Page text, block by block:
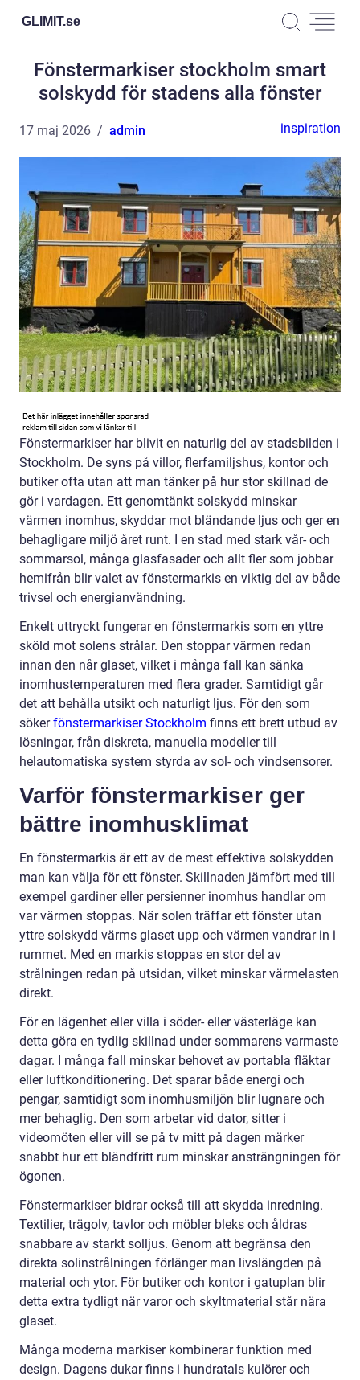
GLIMIT.se
Fönstermarkiser stockholm smart
solskydd för stadens alla fönster
17 maj 2026 admin inspiration
Fönstermarkiser har blivit en naturlig del av stadsbilden i
Stockholm. De syns på villor, flerfamiljshus, kontor och
butiker ofta utan att man tänker på hur stor skillnad de
gör i vardagen. Ett genomtänkt solskydd minskar
värmen inomhus, skyddar mot bländande ljus och ger en
behagligare miljö året runt. I en stad med stark vår- och
sommarsol, många glasfasader och allt fler som jobbar
hemifrån blir valet av fönstermarkis en viktig del av både
trivsel och energianvändning.
Enkelt uttryckt fungerar en fönstermarkis som en yttre
sköld mot solens strålar. Den stoppar värmen redan
innan den når glaset, vilket i många fall kan sänka
inomhustemperaturen med flera grader. Samtidigt går
det att behålla utsikt och naturligt ljus. För den som
sökerfönstermarkiser Stockholm finns ett brett utbud av
lösningar, från diskreta, manuella modeller till
helautomatiska system styrda av sol- och vindsensorer.
Varför fönstermarkiser ger
bättre inomhusklimat
En fönstermarkis är ett av de mest effektiva solskydden
man kan välja för ett fönster. Skillnaden jämfört med till
exempel gardiner eller persienner inomhus handlar om
var värmen stoppas. När solen träffar ett fönster utan
yttre solskydd värms glaset upp och värmen vandrar in i
rummet. Med en markis stoppas en stor del av
strålningen redan på utsidan, vilket minskar värmelasten
direkt.
För en lägenhet eller villa i söder- eller västerläge kan
detta göra en tydlig skillnad under sommarens varmaste
dagar. I många fall minskar behovet av portabla fläktar
eller luftkonditionering. Det sparar både energi och
pengar, samtidigt som inomhusmiljön blir lugnare och
mer behaglig. Den som arbetar vid dator, sitter i
videomöten eller vill se på tv mitt på dagen märker
snabbt hur ett bländfritt rum minskar ansträngningen för
ögonen.
Fönstermarkiser bidrar också till att skydda inredning.
Textilier, trägolv, tavlor och möbler bleks och åldras
snabbare av starkt solljus. Genom att begränsa den
direkta solinstrålningen förlänger man livslängden på
material och ytor. För butiker och kontor i gatuplan blir
detta extra tydligt när varor och skyltmaterial står nära
glaset.
Många moderna markiser kombinerar funktion med
design. Dagens dukar finns i hundratals kulörer och